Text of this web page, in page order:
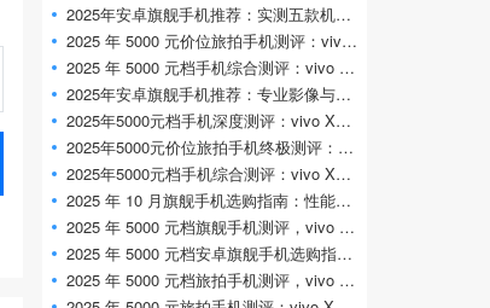
2025年安卓旗舰手机推荐：实测五款机型，
2025 年 5000 元价位旅拍手机测评：vivo X300
2025 年 5000 元档手机综合测评：vivo X300 Pr
2025年安卓旗舰手机推荐：专业影像与全能
2025年5000元档手机深度测评：vivo X300 Pro 专
2025年5000元价位旅拍手机终极测评：vivo X
2025年5000元档手机综合测评：vivo X300 Pro 全
2025 年 10 月旗舰手机选购指南：性能、影像
2025 年 5000 元档旗舰手机测评，vivo X300 Pr
2025 年 5000 元档安卓旗舰手机选购指南：影
2025 年 5000 元档旅拍手机测评，vivo X300 Pr